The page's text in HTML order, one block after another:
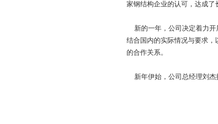
家钢结构企业的认可，达成了
新的一年，公司决定着力开
结合国内的实际情况与要求
的合作关系。
新年伊始，公司总经理刘杰